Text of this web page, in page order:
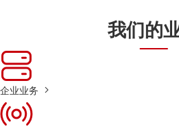
我们的
企业业务